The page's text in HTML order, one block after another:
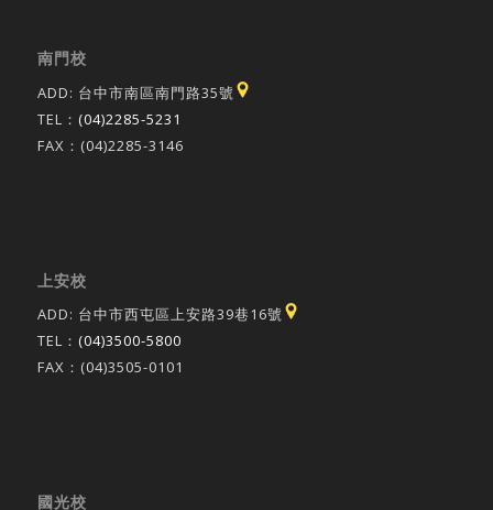
南門校
ADD: 台中市南區南門路35號
TEL： (04)2285-5231
FAX：(04)2285-3146
上安校
ADD: 台中市西屯區上安路39巷16號
TEL： (04)3500-5800
FAX：(04)3505-0101
國光校